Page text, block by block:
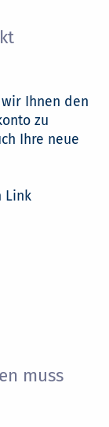
Ihnen den
zu
Ihre neue
Link
muss